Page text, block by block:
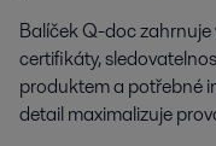
Balíček Q-doc
certifikáty,
produktem a potřebné
detail maximalizuje